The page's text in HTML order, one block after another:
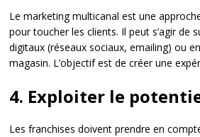
Le marketing multicanal est une
pour toucher les clients. Il peut s’agir
digitaux (réseaux sociaux, emailing) ou
magasin. L’objectif est de créer une
4. Exploiter le
Les franchises doivent prendre en